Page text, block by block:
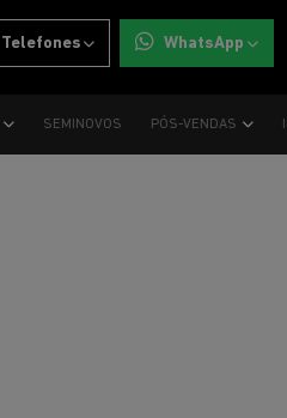
Telefones WhatsApp
SEMINOVOS PÓS-VENDAS